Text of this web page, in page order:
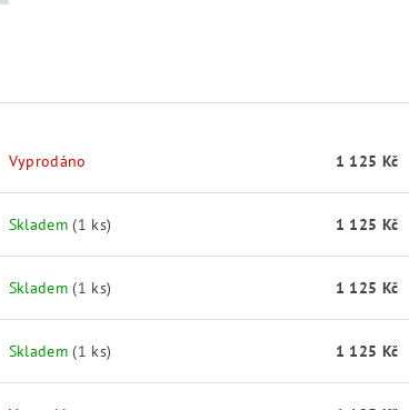
Vyprodáno 1 125 Kč
Skladem(1 ks) 1 125 Kč
Skladem(1 ks) 1 125 Kč
Skladem(1 ks) 1 125 Kč